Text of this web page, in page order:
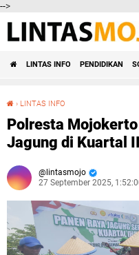
-->
LINTAS INFO PENDIDIKAN
› LINTAS INFO
Polresta
Jagung di Kuartal
lintasmojo
27 September 2025,